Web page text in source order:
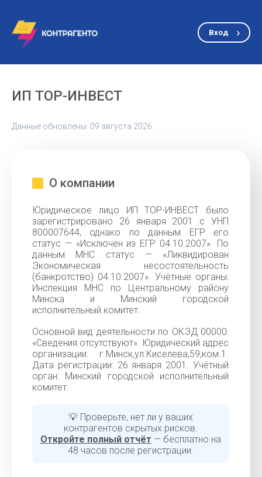
Вход
ИП ТОР-ИНВЕСТ
Данные обновлены: 09 августа 2026
О компании
Юридическое лицо ИП ТОР-ИНВЕСТ было
зарегистрировано 26 января 2001 с УНП
800007644, однако по данным ЕГР его
статус — «Исключен из ЕГР 04.10.2007». По
данным МНС статус — «Ликвидирован
Экономическая несостоятельность
(банкротство) 04.10.2007». Учётные органы:
Инспекция МНС по Центральному району
Минска и Минский городской
исполнительный комитет.
Основной вид деятельности по ОКЭД 00000:
«Cведения отсутствуют». Юридический адрес
организации: г.Минск,ул.Киселева,59,ком.1.
Дата регистрации: 26 января 2001. Учётный
орган: Минский городской исполнительный
комитет.
💡 Проверьте, нет ли у ваших
контрагентов скрытых рисков.
Откройте полный отчёт — бесплатно на
48 часов после регистрации.